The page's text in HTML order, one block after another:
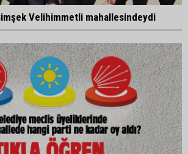
Velihimmetli mahallesindeydi